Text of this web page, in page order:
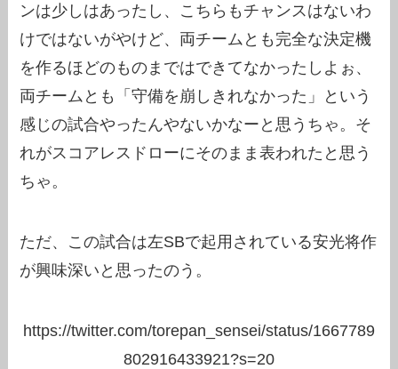
ンは少しはあったし、こちらもチャンスはないわ
けではないがやけど、両チームとも完全な決定機
を作るほどのものまではできてなかったしよぉ、
両チームとも「守備を崩しきれなかった」という
感じの試合やったんやないかなーと思うちゃ。そ
れがスコアレスドローにそのまま表われたと思う
ちゃ。
ただ、この試合は左SBで起用されている安光将作
が興味深いと思ったのう。
https://twitter.com/torepan_sensei/status/1667789
802916433921?s=20